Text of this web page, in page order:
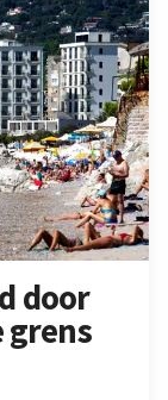
door
grens